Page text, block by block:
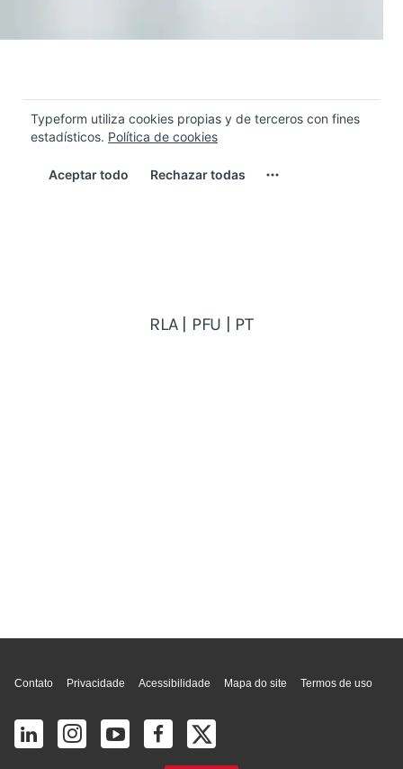
Contato Privacidade Acessibilidade Mapa do site Termos de uso